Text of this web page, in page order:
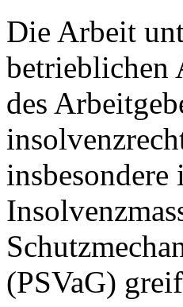
Die Arbeit
betrieblichen
des
(PSVaG)